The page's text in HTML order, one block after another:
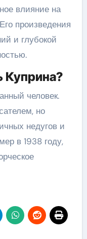
влияние на
произведения
и глубокой
Куприна?
человек.
но
недугов и
в 1938 году,